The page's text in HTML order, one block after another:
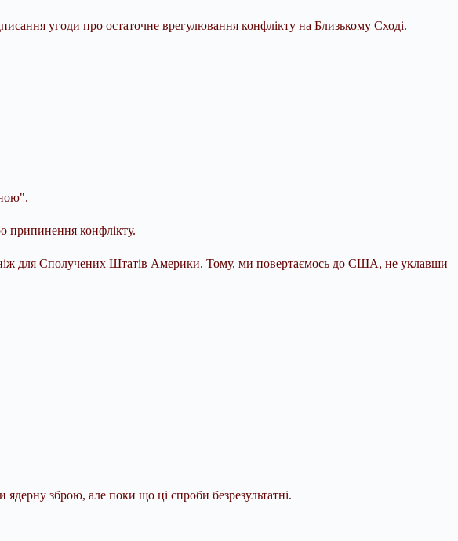
угоди про остаточне врегулювання конфлікту на Близькому Сході.
припинення конфлікту.
для Сполучених Штатів Америки. Тому, ми повертаємось до США, не уклавши
зброю, але поки що ці спроби безрезультатні.